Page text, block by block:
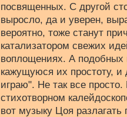
посвященных. С другой
выросло, да и уверен,
вероятно, тоже станут
катализатором свежих
воплощениях. А подобных
кажущуюся их простоту, и
играю". Не так все
стихотворном
вот музыку Цоя